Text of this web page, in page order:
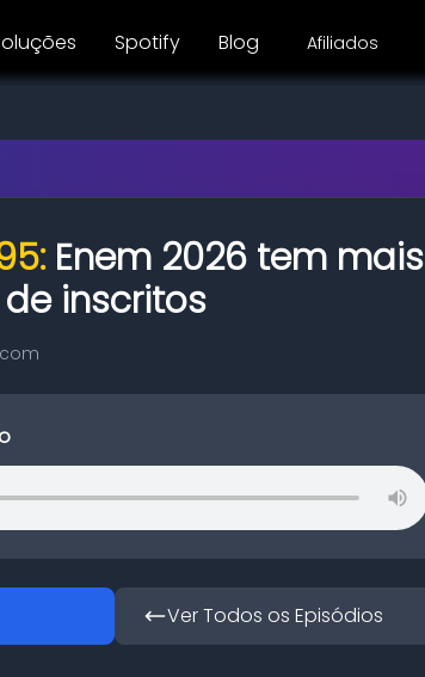
Spotify Blog Afiliados
Enem 2026 tem mais
inscritos
Ver Todos os Episódios